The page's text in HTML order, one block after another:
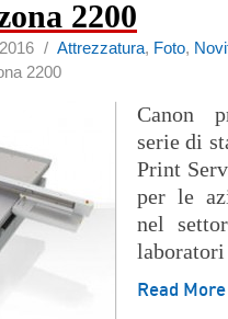
2200
/ Attrezzatura, Foto,
2200
Canon
serie di
Print
per le
nel
Read